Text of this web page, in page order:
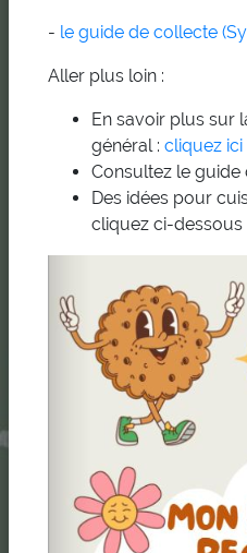
- le guide de collecte
Aller plus loin :
En savoir plus sur
général : cliquez ici
Consultez le guide
Des idées pour
cliquez ci-dessous